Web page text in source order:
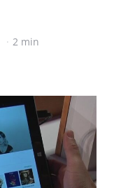
2 min